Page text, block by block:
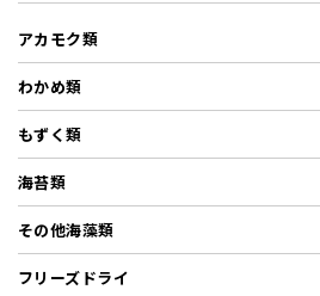
アカモク類
わかめ類
もずく類
海苔類
その他海藻類
フリーズドライ